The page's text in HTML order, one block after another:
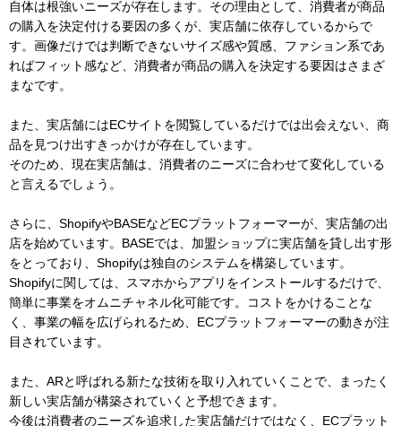
自体は根強いニーズが存在します。その理由として、消費者が商品
の購入を決定付ける要因の多くが、実店舗に依存しているからで
す。画像だけでは判断できないサイズ感や質感、ファション系であ
ればフィット感など、消費者が商品の購入を決定する要因はさまざ
まなです。
また、実店舗にはECサイトを閲覧しているだけでは出会えない、商
品を見つけ出すきっかけが存在しています。
そのため、現在実店舗は、消費者のニーズに合わせて変化している
と言えるでしょう。
さらに、ShopifyやBASEなどECプラットフォーマーが、実店舗の出
店を始めています。BASEでは、加盟ショップに実店舗を貸し出す形
をとっており、Shopifyは独自のシステムを構築しています。
Shopifyに関しては、スマホからアプリをインストールするだけで、
簡単に事業をオムニチャネル化可能です。コストをかけることな
く、事業の幅を広げられるため、ECプラットフォーマーの動きが注
目されています。
また、ARと呼ばれる新たな技術を取り入れていくことで、まったく
新しい実店舗が構築されていくと予想できます。
今後は消費者のニーズを追求した実店舗だけではなく、ECプラット